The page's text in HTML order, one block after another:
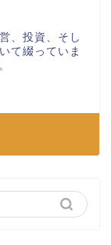
、投資、そし
て綴っていま